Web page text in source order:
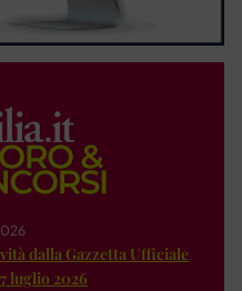
dalla Gazzetta Ufficiale
luglio 2026